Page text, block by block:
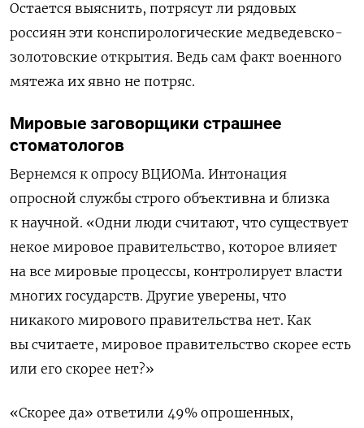
Остается выяснить, потрясут ли рядовых
россиян эти конспирологические медведевско-
золотовские открытия. Ведь сам факт военного
мятежа их явно не потряс.
Мировые заговорщики страшнее
стоматологов
Вернемся к опросу ВЦИОМа. Интонация
опросной службы строго объективна и близка
к научной. «Одни люди считают, что существует
некое мировое правительство, которое влияет
на все мировые процессы, контролирует власти
многих государств. Другие уверены, что
никакого мирового правительства нет. Как
вы считаете, мировое правительство скорее есть
или его скорее нет?»
«Скорее да» ответили 49% опрошенных,